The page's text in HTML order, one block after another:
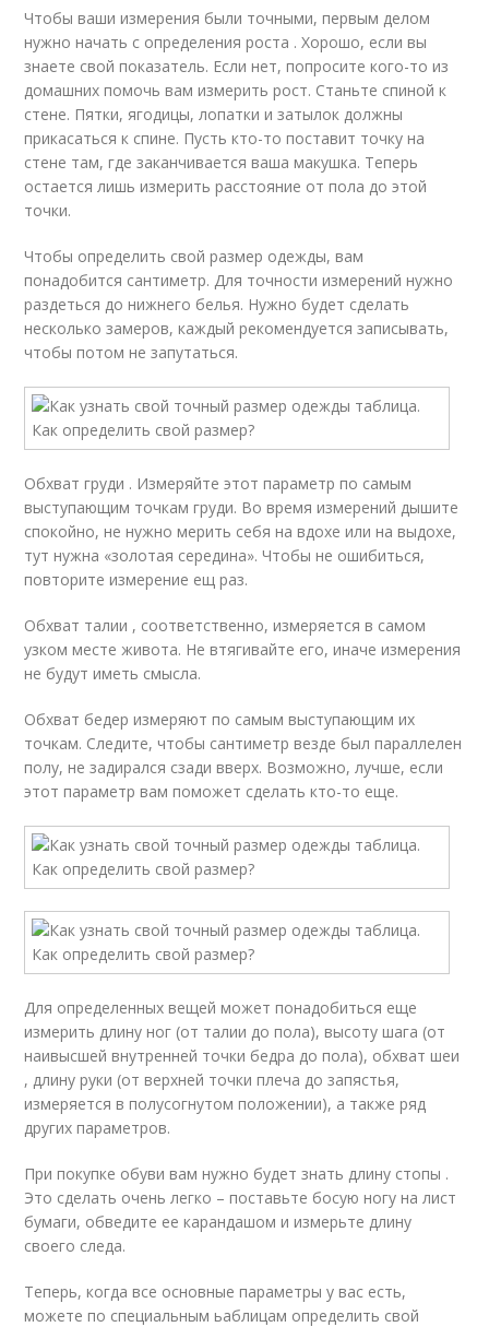
Чтобы ваши измерения были точными, первым делом
нужно начать с определения роста . Хорошо, если вы
знаете свой показатель. Если нет, попросите кого-то из
домашних помочь вам измерить рост. Станьте спиной к
стене. Пятки, ягодицы, лопатки и затылок должны
прикасаться к спине. Пусть кто-то поставит точку на
стене там, где заканчивается ваша макушка. Теперь
остается лишь измерить расстояние от пола до этой
точки.
Чтобы определить свой размер одежды, вам
понадобится сантиметр. Для точности измерений нужно
раздеться до нижнего белья. Нужно будет сделать
несколько замеров, каждый рекомендуется записывать,
чтобы потом не запутаться.
Обхват груди . Измеряйте этот параметр по самым
выступающим точкам груди. Во время измерений дышите
спокойно, не нужно мерить себя на вдохе или на выдохе,
тут нужна «золотая середина». Чтобы не ошибиться,
повторите измерение ещ раз.
Обхват талии , соответственно, измеряется в самом
узком месте живота. Не втягивайте его, иначе измерения
не будут иметь смысла.
Обхват бедер измеряют по самым выступающим их
точкам. Следите, чтобы сантиметр везде был параллелен
полу, не задирался сзади вверх. Возможно, лучше, если
этот параметр вам поможет сделать кто-то еще.
Для определенных вещей может понадобиться еще
измерить длину ног (от талии до пола), высоту шага (от
наивысшей внутренней точки бедра до пола), обхват шеи
, длину руки (от верхней точки плеча до запястья,
измеряется в полусогнутом положении), а также ряд
других параметров.
При покупке обуви вам нужно будет знать длину стопы .
Это сделать очень легко – поставьте босую ногу на лист
бумаги, обведите ее карандашом и измерьте длину
своего следа.
Теперь, когда все основные параметры у вас есть,
можете по специальным ьаблицам определить свой